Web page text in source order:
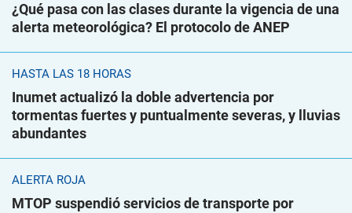
¿Qué pasa con las clases durante la vigencia de una
alerta meteorológica? El protocolo de ANEP
HASTA LAS 18 HORAS
Inumet actualizó la doble advertencia por
tormentas fuertes y puntualmente severas, y lluvias
abundantes
ALERTA ROJA
MTOP suspendió servicios de transporte por